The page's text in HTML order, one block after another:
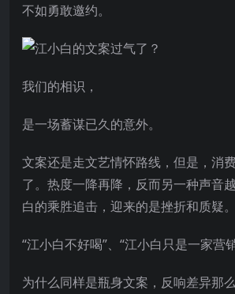
不如勇敢邀约。
我们的相识，
是一场蓄谋已久的意外。
文案还是走文艺情怀路线，但是，消
了。热度一降再降，反而另一种声音
白的乘胜追击，迎来的是挫折和质疑。
“江小白不好喝”、“江小白只是一家营
为什么同样是瓶身文案，反响差异那